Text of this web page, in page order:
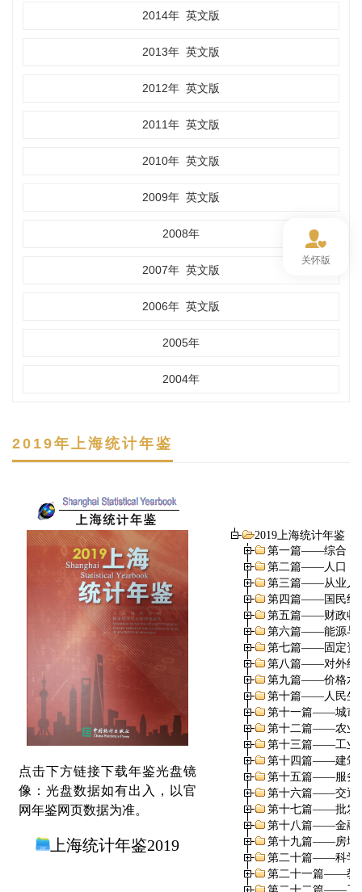
2014年 英文版
2013年 英文版
2012年 英文版
2011年 英文版
2010年 英文版
2009年 英文版
2008年
2007年 英文版
2006年 英文版
2005年
2004年
2019年上海统计年鉴
关怀版